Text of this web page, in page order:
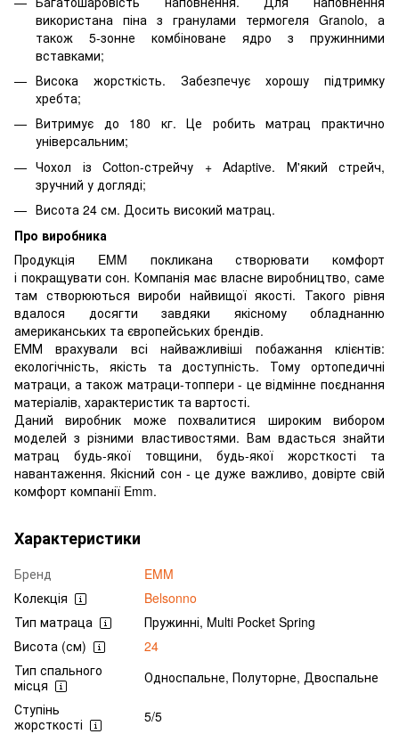
використана піна з гранулами термогеля Granolo, а
також 5-зонне комбіноване ядро ​​з пружинними
вставками;
Висока жорсткість. Забезпечує хорошу підтримку
хребта;
Витримує до 180 кг. Це робить матрац практично
універсальним;
Чохол із Cotton-стрейчу + Adaptive. М'який стрейч,
зручний у догляді;
Висота 24 см. Досить високий матрац.
Про виробника
Продукція EMM покликана створювати комфорт
і покращувати сон. Компанія має власне виробництво, саме
там створюються вироби найвищої якості. Такого рівня
вдалося досягти завдяки якісному обладнанню
американських та європейських брендів.
ЕММ врахували всі найважливіші побажання клієнтів:
екологічність, якість та доступність. Тому ортопедичні
матраци, а також матраци-топпери - це відмінне поєднання
матеріалів, характеристик та вартості.
Даний виробник може похвалитися широким вибором
моделей з різними властивостями. Вам вдасться знайти
матрац будь-якої товщини, будь-якої жорсткості та
навантаження. Якісний сон - це дуже важливо, довірте свій
комфорт компанії Emm.
Характеристики
Бренд
EMM
Колекція
Belsonno
Тип матраца
Пружинні, Multi Pocket Spring
Висота (см)
24
Тип спального
місця
Односпальне, Полуторне, Двоспальне
Ступінь
жорсткості
5/5